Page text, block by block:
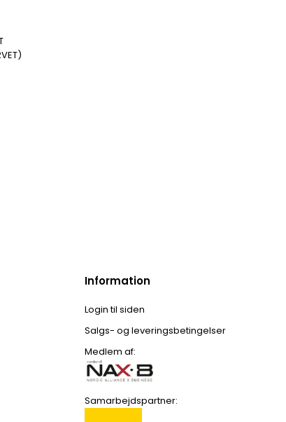
Information
Login til siden
Salgs- og leveringsbetingelser
Medlem af:
Samarbejdspartner: